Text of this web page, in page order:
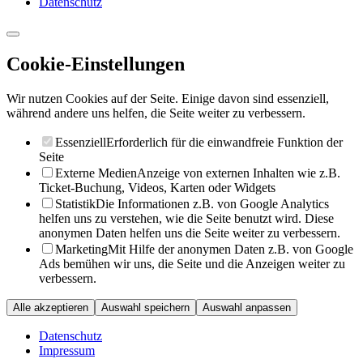
Cookie-Einstellungen
Wir nutzen Cookies auf der Seite. Einige davon sind essenziell,
während andere uns helfen, die Seite weiter zu verbessern.
EssenziellErforderlich für die einwandfreie Funktion der
Seite
Externe MedienAnzeige von externen Inhalten wie z.B.
Ticket-Buchung, Videos, Karten oder Widgets
StatistikDie Informationen z.B. von Google Analytics
helfen uns zu verstehen, wie die Seite benutzt wird. Diese
anonymen Daten helfen uns die Seite weiter zu verbessern.
MarketingMit Hilfe der anonymen Daten z.B. von Google
Ads bemühen wir uns, die Seite und die Anzeigen weiter zu
verbessern.
Alle akzeptieren Auswahl speichern Auswahl anpassen
Datenschutz
Impressum